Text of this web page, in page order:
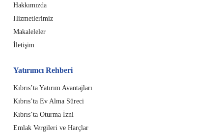
Hakkımızda
Hizmetlerimiz
Makaleleler
İletişim
Yatırımcı Rehberi
Kıbrıs’ta Yatırım Avantajları
Kıbrıs’ta Ev Alma Süreci
Kıbrıs’ta Oturma İzni
Emlak Vergileri ve Harçlar